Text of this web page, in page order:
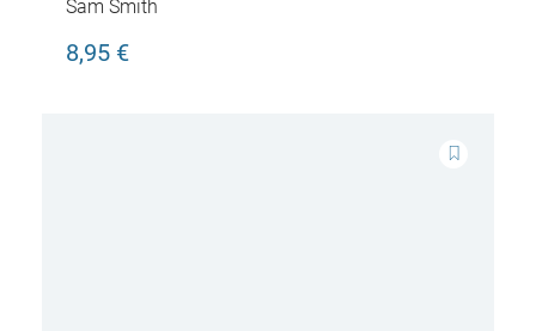
Sam Smith
8,95 €